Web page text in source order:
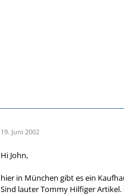
19. Juni 2002
Hi John,
hier in München gibt es ein
Sind lauter Tommy Hilfiger